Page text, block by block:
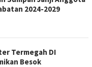
2024-2029
Termegah DI
Besok